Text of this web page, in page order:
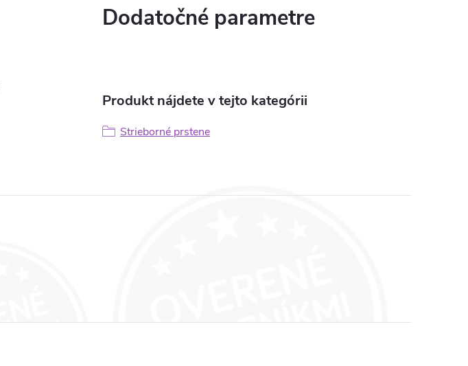
Dodatočné parametre
Produkt nájdete v tejto kategórii
Strieborné prstene